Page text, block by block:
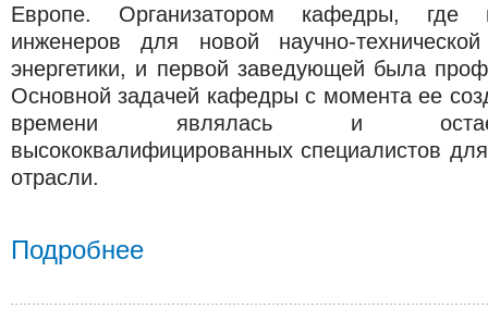
Европе. Организатором кафедры, где
инженеров для новой научно-
энергетики, и первой заведующей была
Основной задачей кафедры с момента ее
времени являлась и
высококвалифицированных специалистов
отрасли.
Подробнее